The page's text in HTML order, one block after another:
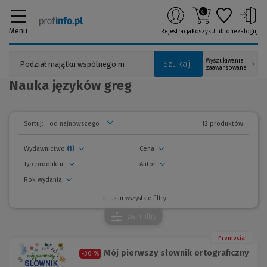
Menu
Szukaj
Wyszukiwanie
zaawansowane
Rejestracja
0
KoszykUlubioneZaloguj
Nauka języków greg
Sortuj: 12 produktów
Wydawnictwo (1)
Autor
Cena
Rok wydania
Typ produktu
usuń wszystkie filtry
zwiń filtry
Promocja!
-30 % Mój pierwszy słownik ortograficzny